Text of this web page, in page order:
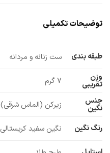
توضیحات تکمیلی
طبقه بندی
ست زنانه و مردانه
وزن
تقریبی
7 گرم
جنس
نگین زیرکن (الماس شرقی)
رنگ نگین نگین سفید کریستالی